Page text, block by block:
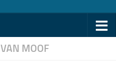
VAN MOOF